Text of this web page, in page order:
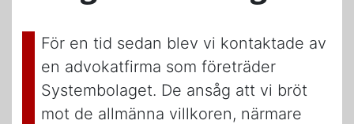
För en tid sedan blev vi kontaktade av
en advokatfirma som företräder
Systembolaget. De ansåg att vi bröt
mot de allmänna villkoren, närmare